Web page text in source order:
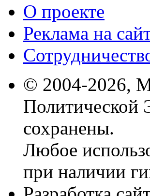
О проекте
Реклама на
© 2004-2026,
сохранены.
Любое
при наличии